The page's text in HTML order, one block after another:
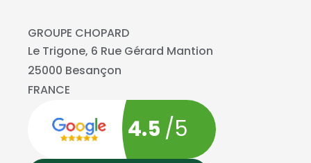
GROUPE CHOPARD
Le Trigone, 6 Rue Gérard Mantion
25000 Besançon
FRANCE
4.5 /5